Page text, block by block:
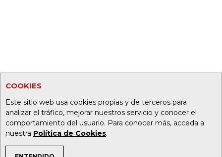
COOKIES
Este sitio web usa cookies propias y de terceros para
analizar el tráfico, mejorar nuestros servicio y conocer el
comportamiento del usuario. Para conocer más, acceda a
nuestra Política de Cookies.